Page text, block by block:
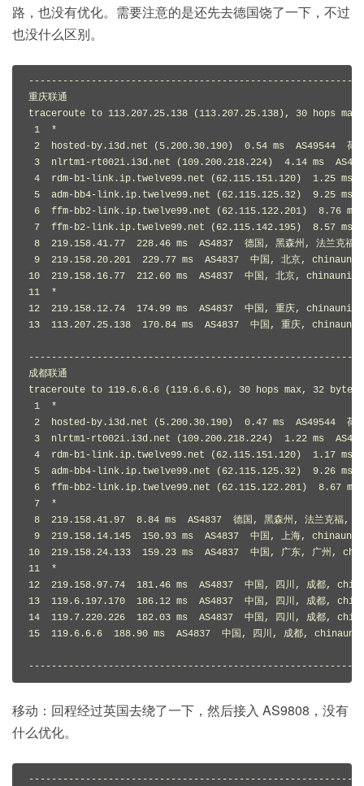
路，也没有优化。需要注意的是还先去德国饶了一下，不过
也没什么区别。
重庆联通
traceroute to 113.207.25.138 (113.207.25.138), 30 hops
1  *
2  hosted-by.i3d.net (5.200.30.190)  0.54 ms  AS49544  荷
3  nlrtm1-rt002i.i3d.net (109.200.218.224)  4.14 ms
4  rdm-b1-link.ip.twelve99.net (62.115.151.120)  1.25 ms
5  adm-bb4-link.ip.twelve99.net (62.115.125.32)  9.25 ms
6  ffm-bb2-link.ip.twelve99.net (62.115.122.201)  8.76 ms
7  ffm-b2-link.ip.twelve99.net (62.115.142.195)  8.57 ms
8  219.158.41.77  228.46 ms  AS4837  德国, 黑森州, 法兰克福,
9  219.158.20.201  229.77 ms  AS4837  中国, 北京,
10  219.158.16.77  212.60 ms  AS4837  中国, 北京,
11  *
12  219.158.12.74  174.99 ms  AS4837  中国, 重庆,
13  113.207.25.138  170.84 ms  AS4837  中国, 重庆,
成都联通
traceroute to 119.6.6.6 (119.6.6.6), 30 hops max, 32 byte
1  *
2  hosted-by.i3d.net (5.200.30.190)  0.47 ms  AS49544  荷
3  nlrtm1-rt002i.i3d.net (109.200.218.224)  1.22 ms
4  rdm-b1-link.ip.twelve99.net (62.115.151.120)  1.17 ms
5  adm-bb4-link.ip.twelve99.net (62.115.125.32)  9.26 ms
6  ffm-bb2-link.ip.twelve99.net (62.115.122.201)  8.67 ms
7  *
8  219.158.41.97  8.84 ms  AS4837  德国, 黑森州, 法兰克福,
9  219.158.14.145  150.93 ms  AS4837  中国, 上海,
10  219.158.24.133  159.23 ms  AS4837  中国, 广东, 广州,
11  *
12  219.158.97.74  181.46 ms  AS4837  中国, 四川, 成都,
13  119.6.197.170  186.12 ms  AS4837  中国, 四川, 成都,
14  119.7.220.226  182.03 ms  AS4837  中国, 四川, 成都,
15  119.6.6.6  188.90 ms  AS4837  中国, 四川, 成都,
移动：回程经过英国去绕了一下，然后接入 AS9808，没有
什么优化。